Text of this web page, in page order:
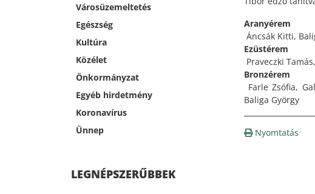
Városüzemeltetés
Egészség
Kultúra
Közélet
Önkormányzat
Egyéb hirdetmény
Koronavírus
Ünnep
LEGNÉPSZERŰBBEK
Aranyérem
Áncsák Kitti,
Ezüstérem
Praveczki
Bronzérem
Farle Zsófia,
Baliga György
Nyomtatás